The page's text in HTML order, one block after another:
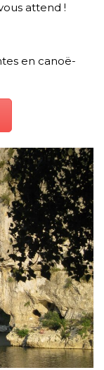
attend !
en canoë-